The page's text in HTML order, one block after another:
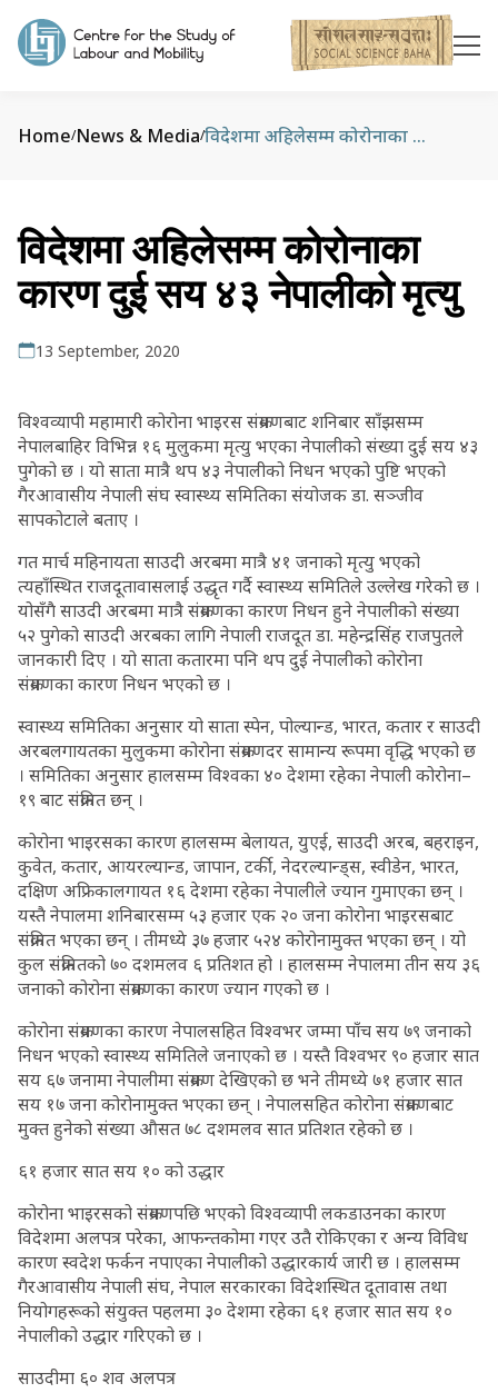
Home/News & Media/ विदेशमा अहिलेसम्म कोरोनाका कारण दुई सय ४३ नेपालीको मृत्यु
विदेशमा अहिलेसम्म कोरोनाका
कारण दुई सय ४३ नेपालीको मृत्यु
13 September, 2020
विश्वव्यापी महामारी कोरोना भाइरस संक्रमणबाट शनिबार साँझसम्म
नेपालबाहिर विभिन्न १६ मुलुकमा मृत्यु भएका नेपालीको संख्या दुई सय ४३
पुगेको छ । यो साता मात्रै थप ४३ नेपालीको निधन भएको पुष्टि भएको
गैरआवासीय नेपाली संघ स्वास्थ्य समितिका संयोजक डा. सञ्जीव
सापकोटाले बताए ।
गत मार्च महिनायता साउदी अरबमा मात्रै ४१ जनाको मृत्यु भएको
त्यहाँस्थित राजदूतावासलाई उद्धृत गर्दै स्वास्थ्य समितिले उल्लेख गरेको छ ।
योसँगै साउदी अरबमा मात्रै संक्रमणका कारण निधन हुने नेपालीको संख्या
५२ पुगेको साउदी अरबका लागि नेपाली राजदूत डा. महेन्द्रसिंह राजपुतले
जानकारी दिए । यो साता कतारमा पनि थप दुई नेपालीको कोरोना
संक्रमणका कारण निधन भएको छ ।
स्वास्थ्य समितिका अनुसार यो साता स्पेन, पोल्यान्ड, भारत, कतार र साउदी
अरबलगायतका मुलुकमा कोरोना संक्रमणदर सामान्य रूपमा वृद्धि भएको छ
। समितिका अनुसार हालसम्म विश्वका ४० देशमा रहेका नेपाली कोरोना–
१९ बाट संक्रमित छन् ।
कोरोना भाइरसका कारण हालसम्म बेलायत, युएई, साउदी अरब, बहराइन,
कुवेत, कतार, आयरल्यान्ड, जापान, टर्की, नेदरल्यान्ड्स, स्वीडेन, भारत,
दक्षिण अफ्रिकालगायत १६ देशमा रहेका नेपालीले ज्यान गुमाएका छन् ।
यस्तै नेपालमा शनिबारसम्म ५३ हजार एक २० जना कोरोना भाइरसबाट
संक्रमित भएका छन् । तीमध्ये ३७ हजार ५२४ कोरोनामुक्त भएका छन् । यो
कुल संक्रमितको ७० दशमलव ६ प्रतिशत हो । हालसम्म नेपालमा तीन सय ३६
जनाको कोरोना संक्रमणका कारण ज्यान गएको छ ।
कोरोना संक्रमणका कारण नेपालसहित विश्वभर जम्मा पाँच सय ७९ जनाको
निधन भएको स्वास्थ्य समितिले जनाएको छ । यस्तै विश्वभर ९० हजार सात
सय ६७ जनामा नेपालीमा संक्रमण देखिएको छ भने तीमध्ये ७१ हजार सात
सय १७ जना कोरोनामुक्त भएका छन् । नेपालसहित कोरोना संक्रमणबाट
मुक्त हुनेको संख्या औसत ७८ दशमलव सात प्रतिशत रहेको छ ।
६१ हजार सात सय १० को उद्धार
कोरोना भाइरसको संक्रमणपछि भएको विश्वव्यापी लकडाउनका कारण
विदेशमा अलपत्र परेका, आफन्तकोमा गएर उतै रोकिएका र अन्य विविध
कारण स्वदेश फर्कन नपाएका नेपालीको उद्धारकार्य जारी छ । हालसम्म
गैरआवासीय नेपाली संघ, नेपाल सरकारका विदेशस्थित दूतावास तथा
नियोगहरूको संयुक्त पहलमा ३० देशमा रहेका ६१ हजार सात सय १०
नेपालीको उद्धार गरिएको छ ।
साउदीमा ६० शव अलपत्र